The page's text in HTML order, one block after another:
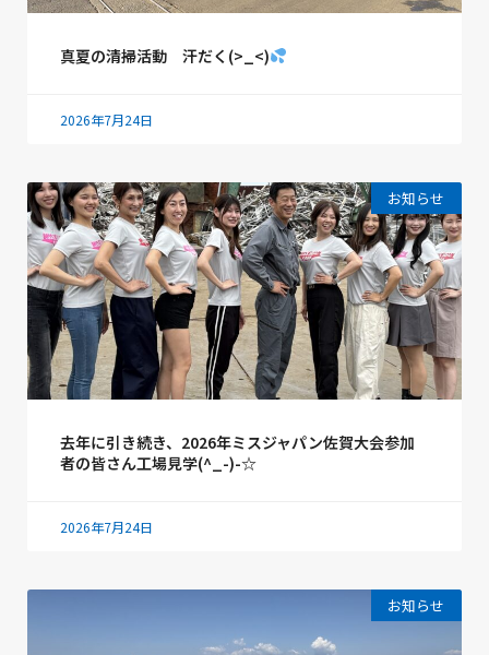
真夏の清掃活動 汗だく(>_<)
2026年7月24日
お知らせ
去年に引き続き、2026年ミスジャパン佐賀大会参加
者の皆さん工場見学(^_-)-☆
2026年7月24日
お知らせ